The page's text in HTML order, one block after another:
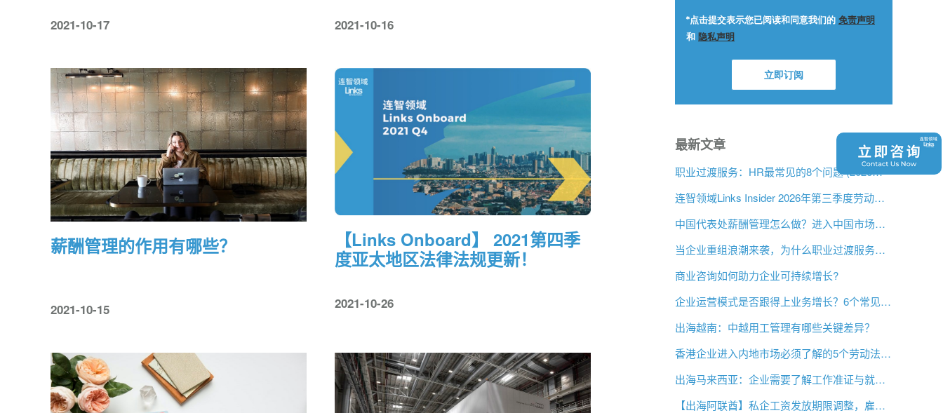
2021-10-17 2021-10-16
薪酬管理的作用有哪些？
2021-10-15
【Links Onboard】 2021第四季
度亚太地区法律法规更新！
2021-10-26
最新文章
职业过渡服务：HR最常见的8个问题 (2026年版)
连智领域Links Insider 2026年第三季度劳动法规更新
中国代表处薪酬管理怎么做？进入中国市场前的用工指南
当企业重组浪潮来袭，为什么职业过渡服务比以往更重要？
商业咨询如何助力企业可持续增长?
企业运营模式是否跟得上业务增长？6个常见信号
出海越南：中越用工管理有哪些关键差异？
香港企业进入内地市场必须了解的5个劳动法差异
出海马来西亚：企业需要了解工作准证与就业事项
【出海阿联酋】私企工资发放期限调整，雇主薪酬管理需要关注什么？